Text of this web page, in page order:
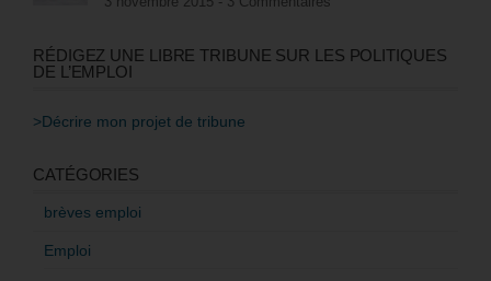
RÉDIGEZ UNE LIBRE TRIBUNE SUR LES POLITIQUES
DE L’EMPLOI
>Décrire mon projet de tribune
CATÉGORIES
brèves emploi
Emploi